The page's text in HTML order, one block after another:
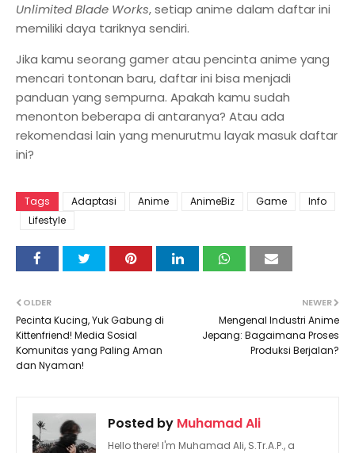
Unlimited Blade Works, setiap anime dalam daftar ini
memiliki daya tariknya sendiri.
Jika kamu seorang gamer atau pencinta anime yang
mencari tontonan baru, daftar ini bisa menjadi
panduan yang sempurna. Apakah kamu sudah
menonton beberapa di antaranya? Atau ada
rekomendasi lain yang menurutmu layak masuk daftar
ini?
Tags Adaptasi Anime AnimeBiz Game
Info
Lifestyle
NEWER
Mengenal Industri Anime
Jepang: Bagaimana Proses
Produksi Berjalan?
OLDER
Pecinta Kucing, Yuk Gabung di
Kittenfriend! Media Sosial
Komunitas yang Paling Aman
dan Nyaman!
Posted by Muhamad Ali
Hello there! I'm Muhamad Ali, S.Tr.A.P., a